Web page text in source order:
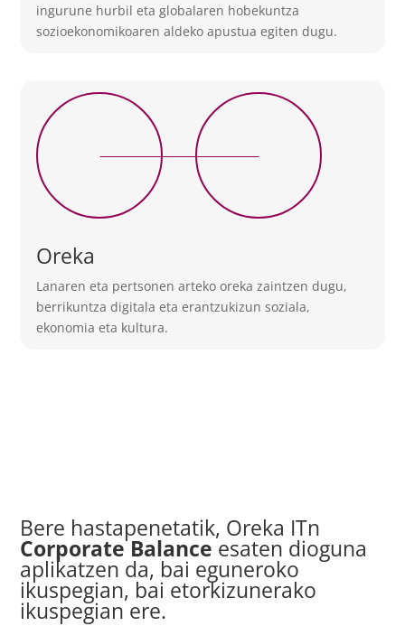
ingurune hurbil eta globalaren hobekuntza
sozioekonomikoaren aldeko apustua egiten dugu.
Oreka
Lanaren eta pertsonen arteko oreka zaintzen dugu,
berrikuntza digitala eta erantzukizun soziala,
ekonomia eta kultura.
Bere hastapenetatik, Oreka ITn
Corporate Balanceesaten dioguna
aplikatzen da, bai eguneroko
ikuspegian, bai etorkizunerako
ikuspegian ere.